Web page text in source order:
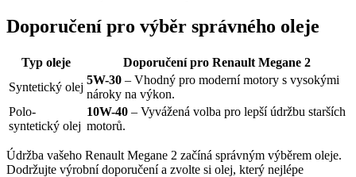
Doporučení pro výběr správného oleje
Typ oleje
Doporučení pro Renault Megane 2
Syntetický olej
5W-30 – Vhodný pro moderní motory s vysokými
nároky na výkon.
Polo-
syntetický olej
10W-40 – Vyvážená volba pro lepší údržbu starších
motorů.
Údržba vašeho Renault Megane 2 začíná správným výběrem oleje.
Dodržujte výrobní doporučení a zvolte si olej, který nejlépe